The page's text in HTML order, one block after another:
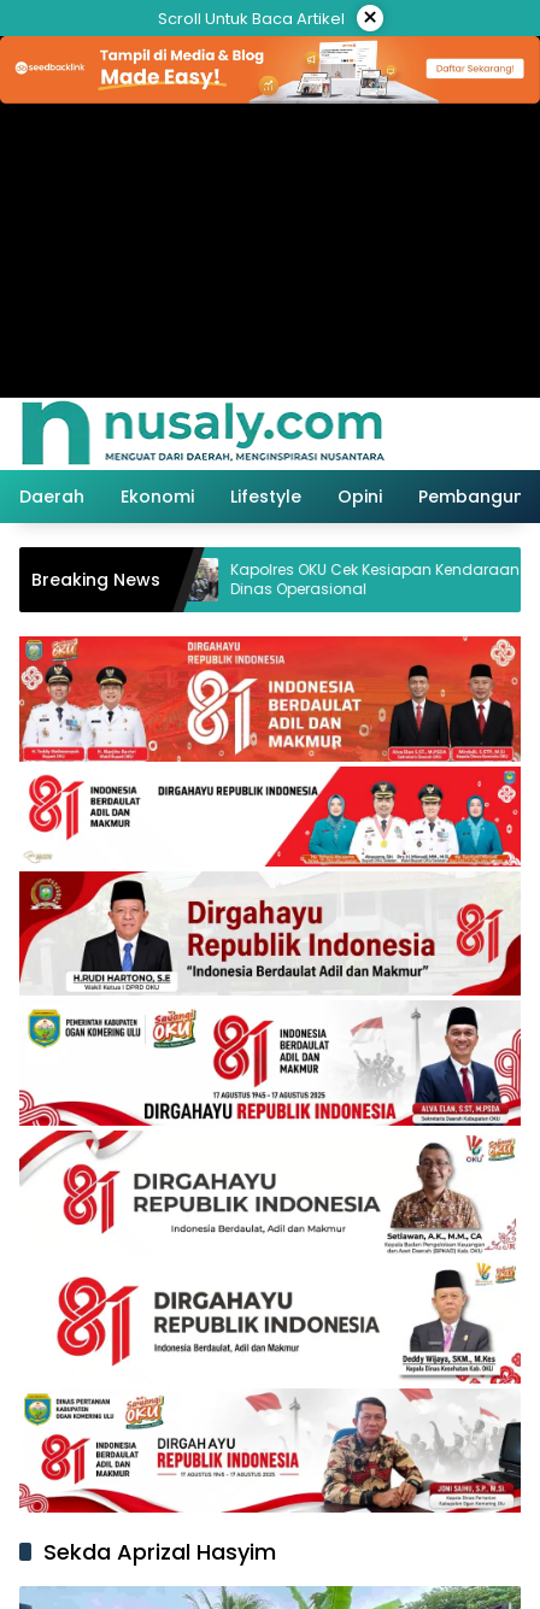
ke
konten
Scroll Untuk Baca Artikel ×
Daerah Ekonomi Lifestyle Opini
Breaking NewsKapolres OKU Cek Kesiapan Kendaraan
Dinas Operasional
Sekda Aprizal Hasyim